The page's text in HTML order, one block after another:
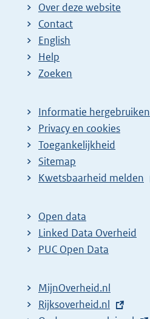
Over deze website
Contact
English
Help
Zoeken
Informatie hergebruiken
Privacy en cookies
Toegankelijkheid
Sitemap
E
t
e
r
l
i
Kwetsbaarheid melden
Open data
Linked Data Overheid
PUC Open Data
MijnOverheid.nl
E
Rijksoverheid.nl